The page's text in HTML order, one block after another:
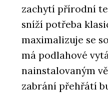
zachytí přírodní
sníží potřeba
maximalizuje se
má podlahové
nainstalovaným
zabrání přehřátí